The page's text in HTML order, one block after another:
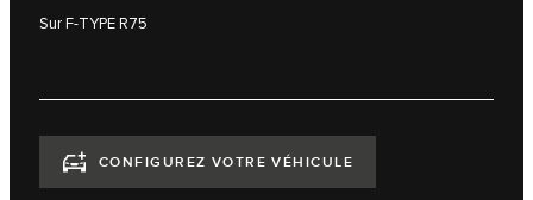
Sur F-TYPE R75
CONFIGUREZ VOTRE VÉHICULE